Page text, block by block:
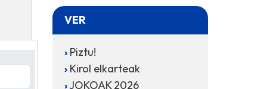
VER
Piztu!
Kirol elkarteak
JOKOAK 2026